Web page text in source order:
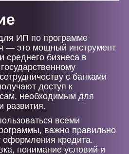
ИП по программе
— это мощный инструмент
среднего бизнеса в
с банками
доступ к
необходимым для
развития.
всеми
важно правильно
оформления кредита.
понимание условий и